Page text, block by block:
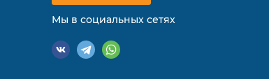
Мы в социальных сетях